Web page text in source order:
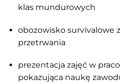
klas mundurowych
obozowisko survivalowe
przetrwania
prezentacja zajęć w
pokazująca naukę